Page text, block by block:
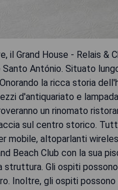
Grand House - Relais &
António. Situato
la ricca storia
d'antiquariato e
un rinomato
sul centro storico.
mobile, altoparlanti
Beach Club con la sua
Gli ospiti
Inoltre, gli ospiti